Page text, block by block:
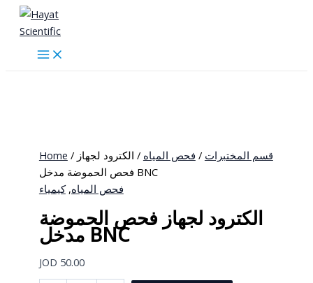
Skip
content
Home / قسم المختبرات / فحص المياه / الكترود لجهاز
فحص الحموضة مدخل BNC
فحص المياه,كيمياء
الكترود لجهاز فحص الحموضة
مدخل BNC
JOD 50.00